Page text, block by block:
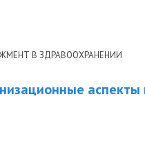
В ЗДРАВООХРАНЕНИИ